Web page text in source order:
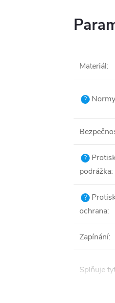
Materiál:
?
?
podrážka:
?
ochrana:
Zapínání:
Splňuje